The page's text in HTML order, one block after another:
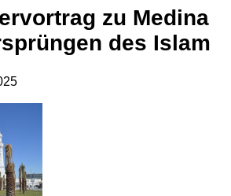
zu Medina
des Islam